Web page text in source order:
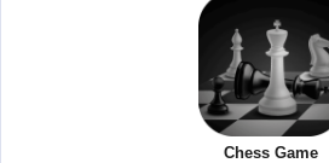
Chess Game